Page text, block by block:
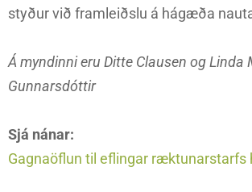
styður við framleiðslu á hágæða
Á myndinni eru Ditte Clausen og Linda
Gunnarsdóttir
Sjá nánar:
Gagnaöflun til eflingar ræktunarstarfs